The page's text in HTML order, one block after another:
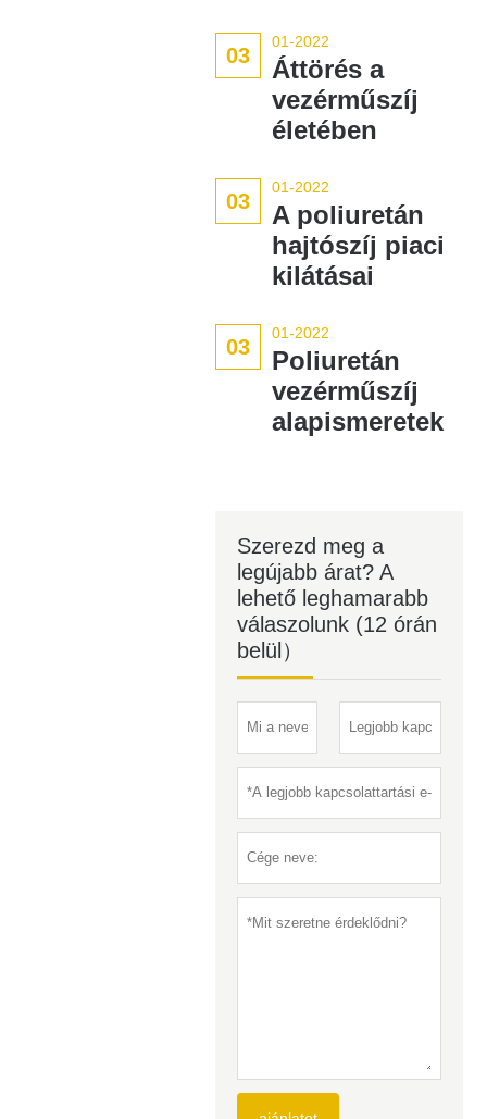
03
01-2022
Áttörés a
vezérműszíj
életében
03
01-2022
A poliuretán
hajtószíj piaci
kilátásai
03
01-2022
Poliuretán
vezérműszíj
alapismeretek
Szerezd meg a
legújabb árat? A
lehető leghamarabb
válaszolunk (12 órán
belül）